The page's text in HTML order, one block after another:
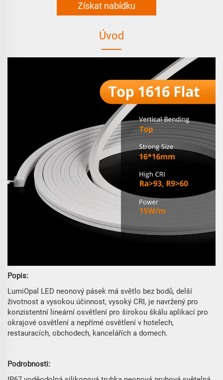
Získat nabídku
Úvod
Popis:
LumiOpal LED neonový pásek má světlo bez bodů, delší
životnost a vysokou účinnost, vysoký CRI, je navržený pro
konzistentní lineární osvětlení pro širokou škálu aplikací pro
okrajové osvětlení a nepřímé osvětlení v hotelech,
restauracích, obchodech, kancelářích a domech.
Podrobnosti: